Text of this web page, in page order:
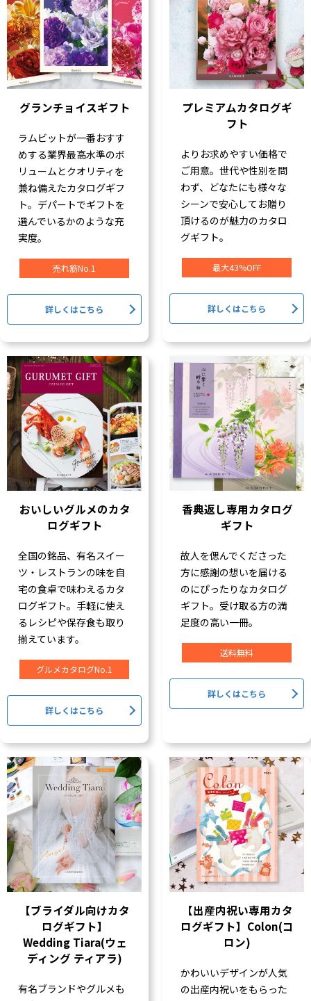
グランチョイスギフト
ラムビットが一番おすす
めする業界最高水準のボ
リュームとクオリティを
兼ね備えたカタログギフ
ト。デパートでギフトを
選んでいるかのような充
実度。
売れ筋No.1
詳しくはこちら
プレミアムカタログギ
フト
よりお求めやすい価格で
ご用意。世代や性別を問
わず、どなたにも様々な
シーンで安心してお贈り
頂けるのが魅力のカタロ
グギフト。
最大43%OFF
詳しくはこちら
おいしいグルメのカタ
ログギフト
全国の銘品、有名スイー
ツ・レストランの味を自
宅の食卓で味わえるカタ
ログギフト。手軽に使え
るレシピや保存食も取り
揃えています。
グルメカタログNo.1
詳しくはこちら
香典返し専用カタログ
ギフト
故人を偲んでくださった
方に感謝の想いを届ける
のにぴったりなカタログ
ギフト。受け取る方の満
足度の高い一冊。
送料無料
詳しくはこちら
【ブライダル向けカタ
ログギフト】
Wedding Tiara(ウェ
ディング ティアラ)
有名ブランドやグルメも
【出産内祝い専用カタ
ログギフト】Colon(コ
ロン)
かわいいデザインが人気
の出産内祝いをもらった